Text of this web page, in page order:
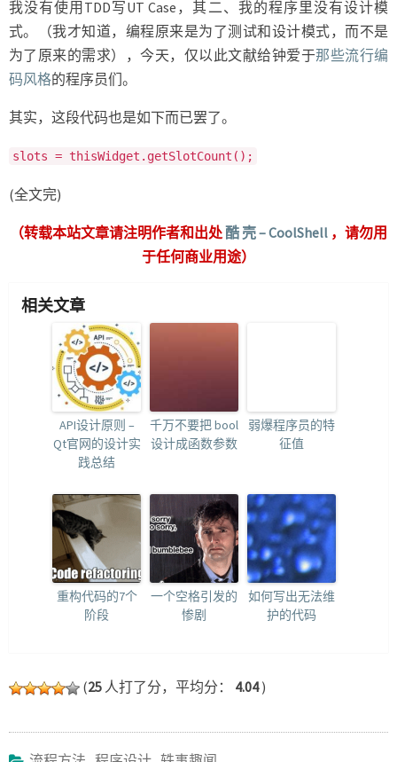
我没有使用TDD写UT Case，其二、我的程序里没有设计模
式。（我才知道，编程原来是为了测试和设计模式，而不是
为了原来的需求），今天，仅以此文献给钟爱于那些流行编
码风格的程序员们。
其实，这段代码也是如下而已罢了。
slots = thisWidget.getSlotCount();
(全文完)
（转载本站文章请注明作者和出处酷 壳 – CoolShell ，请勿用
于任何商业用途）
相关文章
API设计原则 –
Qt官网的设计实
践总结
千万不要把 bool
设计成函数参数
弱爆程序员的特
征值
重构代码的7个
阶段
一个空格引发的
惨剧
如何写出无法维
护的代码
(25 人打了分，平均分： 4.04)